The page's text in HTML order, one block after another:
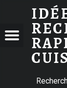
CACAVELLU : COURONNE DE PÂQUES CORSE
Menu